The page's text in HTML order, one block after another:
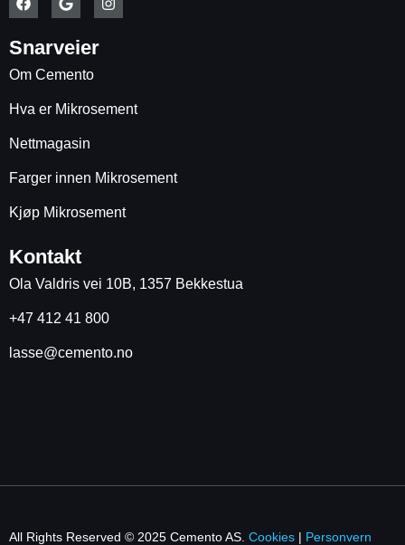
Snarveier
Om Cemento
Hva er Mikrosement
Nettmagasin
Farger innen Mikrosement
Kjøp Mikrosement
Kontakt
Ola Valdris vei 10B, 1357 Bekkestua
+47 412 41 800
lasse@cemento.no
All Rights Reserved © 2025 Cemento AS. Cookies | Personvern